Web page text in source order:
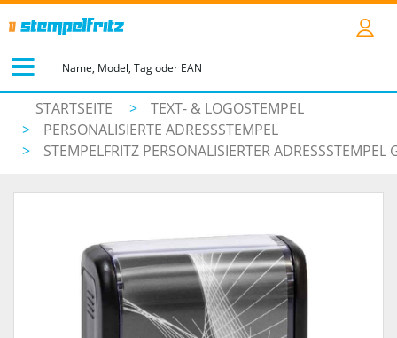
STARTSEITE >
TEXT- & LOGOSTEMPEL
>
PERSONALISIERTE ADRESSSTEMPEL
>
STEMPELFRITZ PERSONALISIERTER ADRESSSTEMPEL